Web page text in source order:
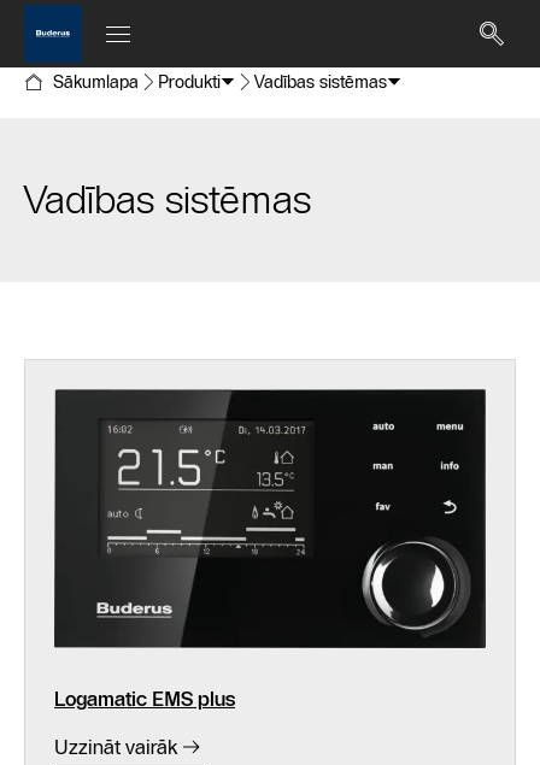
Sākumlapa Produkti Vadības sistēmas
Vadības sistēmas
Logamatic EMS plus
Uzzināt vairāk